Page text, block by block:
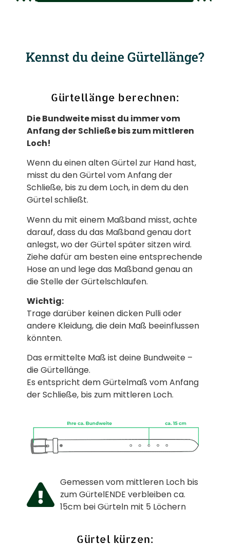
Kennst du deine Gürtellänge?
Gürtellänge berechnen:
Die Bundweite misst du immer vom
Anfang der Schließe bis zum mittleren
Loch!
Wenn du einen alten Gürtel zur Hand hast,
misst du den Gürtel vom Anfang der
Schließe, bis zu dem Loch, in dem du den
Gürtel schließt.
Wenn du mit einem Maßband misst, achte
darauf, dass du das Maßband genau dort
anlegst, wo der Gürtel später sitzen wird.
Ziehe dafür am besten eine entsprechende
Hose an und lege das Maßband genau an
die Stelle der Gürtelschlaufen.
Wichtig:
Trage darüber keinen dicken Pulli oder
andere Kleidung, die dein Maß beeinflussen
könnten.
Das ermittelte Maß ist deine Bundweite –
die Gürtellänge.
Es entspricht dem Gürtelmaß vom Anfang
der Schließe, bis zum mittleren Loch.
Gemessen vom mittleren Loch bis
zum GürtelENDE verbleiben ca.
15cm bei Gürteln mit 5 Löchern
Gürtel kürzen: